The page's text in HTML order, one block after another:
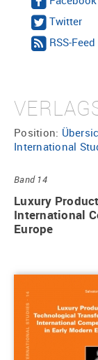
Twitter
RSS-Feed
Position:
International
Band 14
Luxury
International
Europe